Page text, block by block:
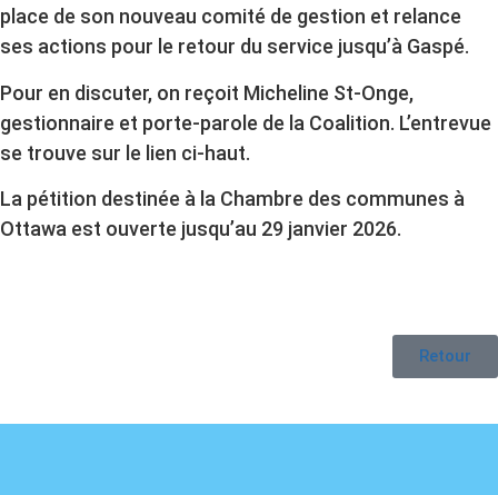
place de son nouveau comité de gestion et relance
ses actions pour le retour du service jusqu’à Gaspé.
Pour en discuter, on reçoit Micheline St-Onge,
gestionnaire et porte-parole de la Coalition. L’entrevue
se trouve sur le lien ci-haut.
La pétition destinée à la Chambre des communes à
Ottawa est ouverte jusqu’au 29 janvier 2026.
Retour